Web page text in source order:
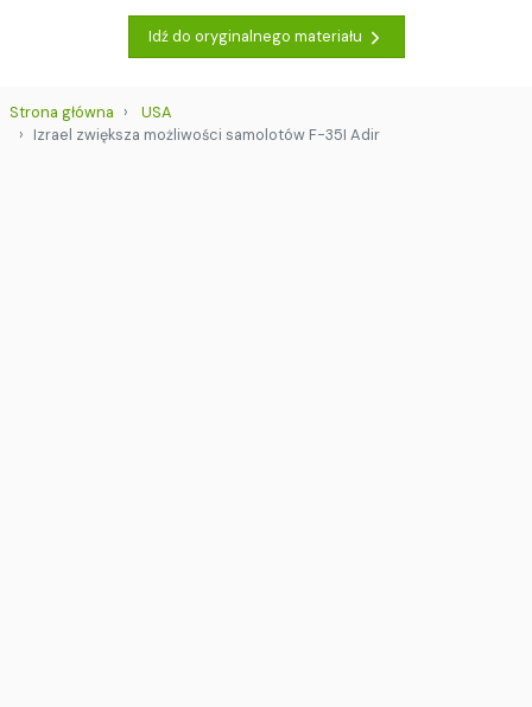
Idź do oryginalnego materiału
Strona główna
USA
Izrael zwiększa możliwości samolotów F-35I Adir